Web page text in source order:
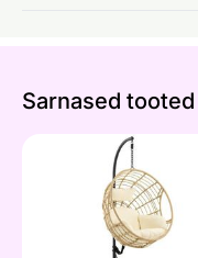
Sarnased tooted
Ripptool Viva
Otsi sarnaseid